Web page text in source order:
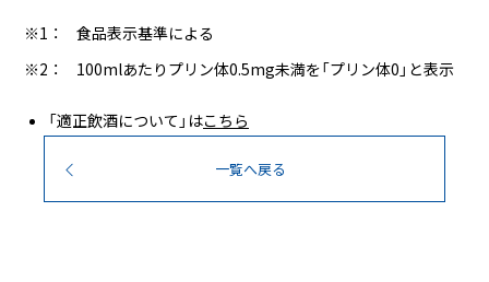
食品表示基準による
100mlあたりプリン体0.5mg未満を「プリン体0」と表示
「適正飲酒について」はこちら
一覧へ戻る